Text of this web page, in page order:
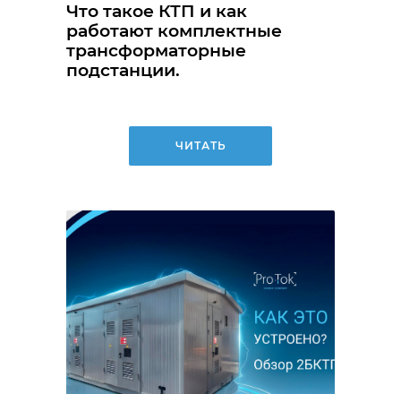
ЧИТАТЬ
Что такое КТП и как
работают комплектные
трансформаторные
подстанции.